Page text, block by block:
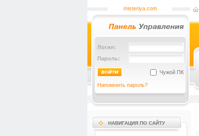
misteriya.com
Логин:
Пароль:
Чужой ПК
Напомнить пароль?
НАВИГАЦИЯ ПО САЙТУ